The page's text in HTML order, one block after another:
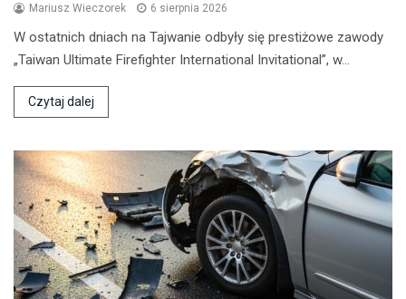
Mariusz Wieczorek 6 sierpnia 2026
W ostatnich dniach na Tajwanie odbyły się prestiżowe zawody
„Taiwan Ultimate Firefighter International Invitational”, w…
Czytaj dalej